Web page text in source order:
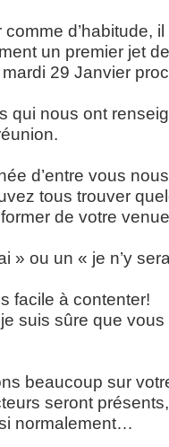
d’habitude,
un premier jet
29 Janvier
qui nous ont
d’entre vous
tous trouver
de votre
» ou un « je n’y
facile à contenter!
suis sûre que
beaucoup sur
seront
normalement…